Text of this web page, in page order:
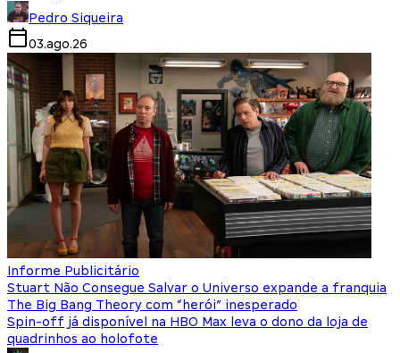
Pedro Siqueira
03.ago.26
Informe Publicitário
Stuart Não Consegue Salvar o Universo expande a franquia
The Big Bang Theory com “herói” inesperado
Spin-off já disponível na HBO Max leva o dono da loja de
quadrinhos ao holofote